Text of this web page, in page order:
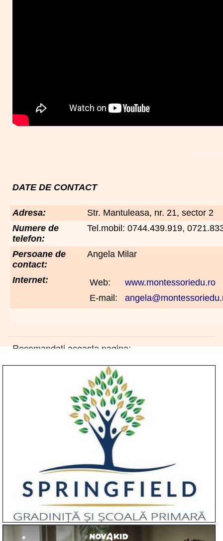
DATE DE CONTACT
Adresa:
Str. Mantuleasa, nr. 21, sector 2
Numere de
telefon:
Tel.mobil: 0744.439.919,
Persoane de
contact:
Angela Milar
Internet: Web:
www.montessoriedu.ro
E-mail:
Recomandati aceasta pagina: